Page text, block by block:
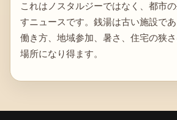
これはノスタルジーではなく、都市
すニュースです。銭湯は古い施設であ
働き方、地域参加、暑さ、住宅の狭
場所になり得ます。